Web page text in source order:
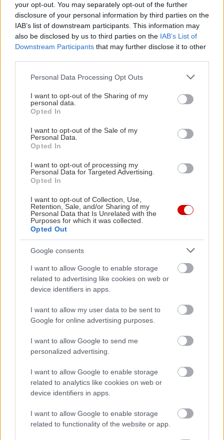
your opt-out. You may separately opt-out of the further
disclosure of your personal information by third parties on the
IAB’s list of downstream participants. This information may
also be disclosed by us to third parties on the IAB’s List of
Downstream Participants that may further disclose it to other
Please note that this website/app uses one or more Google
not limited to your visit or usage behaviour. You may click to
grant or deny consent to Google and its third-party tags to
use your data for below specified purposes in below Google
consent section.
Personal Data Processing Opt Outs
I want to opt-out of the Sharing of my
personal data.
Opted In
I want to opt-out of the Sale of my
Personal Data.
Opted In
I want to opt-out of processing my
Personal Data for Targeted Advertising.
Opted In
I want to opt-out of Collection, Use,
Retention, Sale, and/or Sharing of my
Personal Data that Is Unrelated with the
Purposes for which it was collected.
Opted Out
Google consents
I want to allow Google to enable storage
related to advertising like cookies on web or
device identifiers in apps.
I want to allow my user data to be sent to
Google for online advertising purposes.
I want to allow Google to send me
personalized advertising.
I want to allow Google to enable storage
related to analytics like cookies on web or
device identifiers in apps.
I want to allow Google to enable storage
related to functionality of the website or app.
το πρώτο κύμα έντασης συναντήσει τη
σταθερότητα της οξυτοκίνης, της λεγόμενης και
«ορμόνης της αγκαλιάς», που γαληνεύει το σώμα
και μετατρέπει την έξαψη σε οικειότητα, όταν η
σχέση αρχίσει να βρίσκει ρυθμό και ασφάλεια, η
όρεξη επανέρχεται ομαλά. Και τότε το φαγητό
γίνεται ξανά απόλαυση –συχνά κοινή, καθότι
συνδεδεμένη με εκείνο το πρώτο συναίσθημα που
στην αρχή δεν σε άφηνε να φας. Εξ ου και το
γνωστό αστειάκι που θέλει τα νέα ζευγάρια να
τρώνε όλη την ώρα.